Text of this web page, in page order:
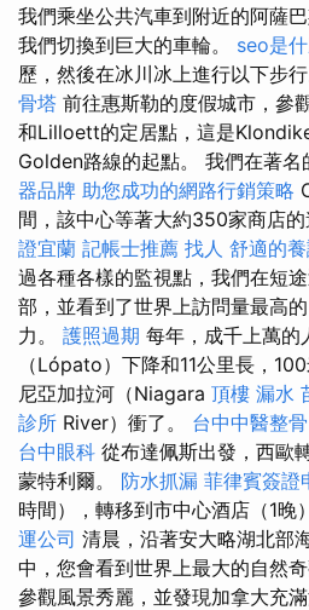
我們乘坐公共汽車到附近的阿薩
我們切換到巨大的車輪。 seo是
歷，然後在冰川冰上進行以下步行
骨塔 前往惠斯勒的度假城市，參
和Lilloett的定居點，這是
Golden路線的起點。 我們在著
器品牌 助您成功的網路行銷策略
間，該中心等著大約350家商店的
證宜蘭 記帳士推薦 找人 舒適的
過各種各樣的監視點，我們在短
部，並看到了世界上訪問量最高
力。 護照過期 每年，成千上萬
（Lópato）下降和11公里長，
尼亞加拉河（Niagara 頂樓 漏水
診所 River）衝了。 台中中醫整骨
台中眼科 從布達佩斯出發，西歐
蒙特利爾。 防水抓漏 菲律賓簽證
時間），轉移到市中心酒店（1晚
運公司 清晨，沿著安大略湖北部
中，您會看到世界上最大的自然
參觀風景秀麗，並發現加拿大充